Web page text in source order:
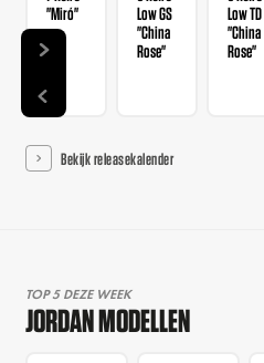
"Miró"
Low GS
"China
Rose"
Low TD
"China
Rose"
Bekijk releasekalender
TOP 5 DEZE WEEK
JORDAN MODELLEN